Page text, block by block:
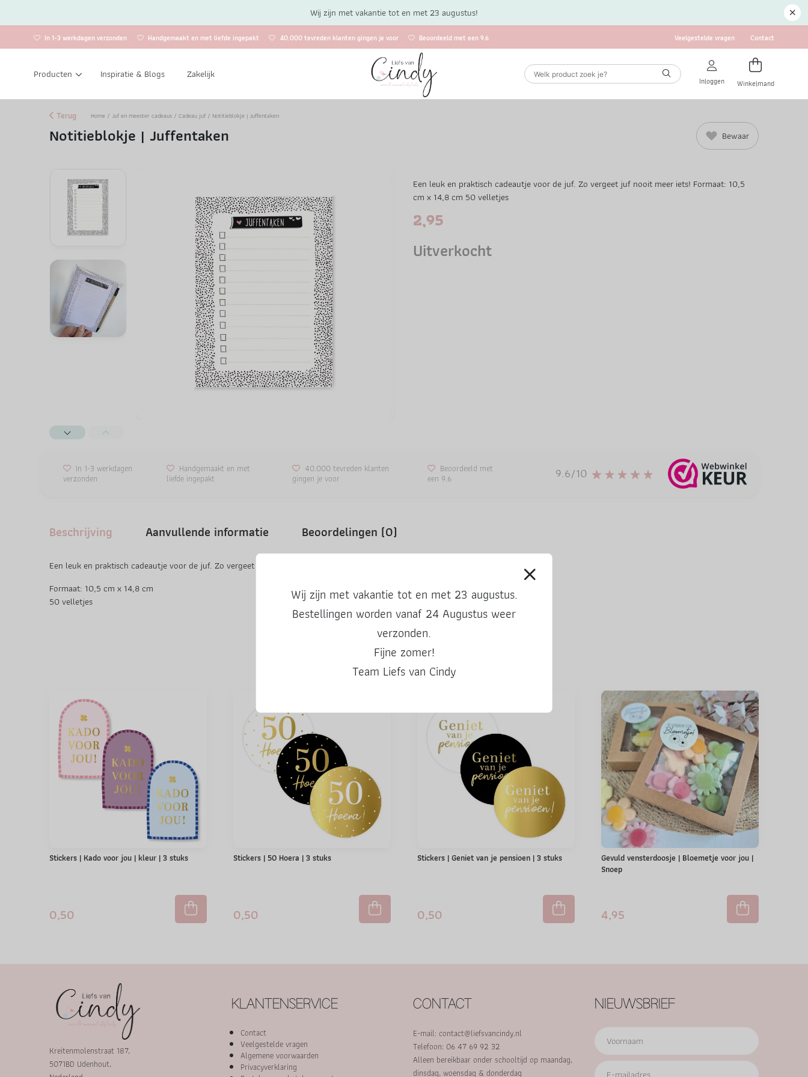
In 1-3 werkdagen verzonden Handgemaakt en met liefde ingepakt 40.000 tevreden klanten gingen je voor Beoordeeld met een 9.6 Veelgestelde vragen Contact
Producten Inspiratie & Blogs Zakelijk Inloggen Winkelmand
Terug Home /Juf en meester cadeaus /Cadeau juf / Notitieblokje | Juffentaken
Notitieblokje | Juffentaken Bewaar
Een leuk en praktisch cadeautje voor de juf. Zo vergeet juf nooit meer iets! Formaat: 10,5
cm x 14,8 cm 50 velletjes
2,95
Uitverkocht
In 1-3 werkdagen
verzonden
Handgemaakt en met
liefde ingepakt
40.000 tevreden klanten
gingen je voor
Beoordeeld met
een 9.6
9.6/10
Beschrijving Aanvullende informatie Beoordelingen (0)
Een leuk en praktisch cadeautje voor de juf. Zo vergeet juf nooit meer iets!
Formaat: 10,5 cm x 14,8 cm
50 velletjes
Ook leuke producten
Stickers | Kado voor jou | kleur | 3 stuks
0,50
Stickers | 50 Hoera | 3 stuks
0,50
Stickers | Geniet van je pensioen | 3 stuks
0,50
Gevuld vensterdoosje | Bloemetje voor jou |
Snoep
4,95
Wij zijn met vakantie tot en met 23 augustus!
Wij zijn met vakantie tot en met 23 augustus.
Bestellingen worden vanaf 24 Augustus weer
verzonden.
Fijne zomer!
Team Liefs van Cindy
Kreitenmolenstraat 187,
5071BD Udenhout,
KLANTENSERVICE
Contact
Veelgestelde vragen
Algemene voorwaarden
Privacyverklaring
CONTACT
E-mail: contact@liefsvancindy.nl
Telefoon: 06 47 69 92 32
Alleen bereikbaar onder schooltijd op maandag,
dinsdag, woensdag & donderdag
NIEUWSBRIEF